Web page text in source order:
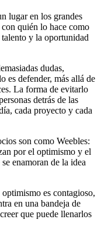
lugar en los grandes
quién lo hace como
y la oportunidad
dudas,
es defender, más allá de
La forma de evitarlo
detrás de las
cada proyecto y cada
son como Weebles:
por el optimismo y el
enamoran de la idea
es contagioso,
en una bandeja de
que puede llenarlos